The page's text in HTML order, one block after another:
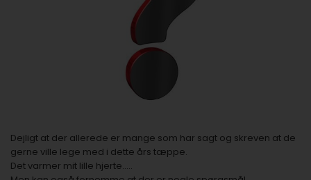
Dejligt at der allerede er mange som har sagt og skreven at de
gerne ville lege med i dette års tæppe.
Det varmer mit lille hjerte.....